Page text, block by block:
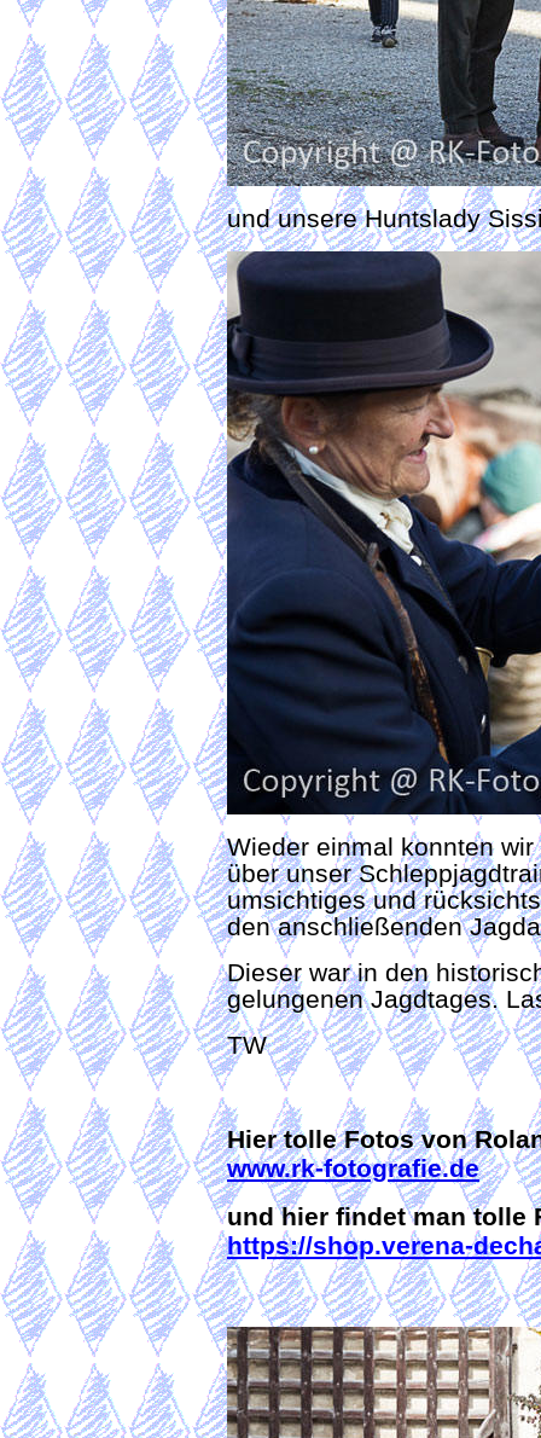
und unsere Huntslady
Wieder einmal konnten
über unser
umsichtiges und
den anschließenden
Dieser war in den
gelungenen Jagdtages.
TW
Hier tolle Fotos von
www.rk-fotografie.de
und hier findet man tolle
https://shop.verena-